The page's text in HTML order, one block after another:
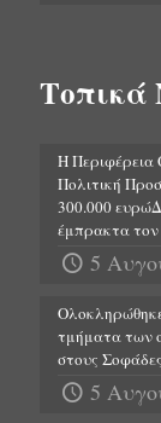
Τοπικά
Η Περιφέρεια
Πολιτική
300.000
έμπρακτα
5
τμήματα των
στους
5